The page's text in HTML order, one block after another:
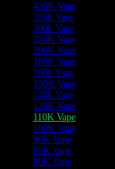
450K Vape
350k Vape
300k Vape
250K Vape
200K Vape
180K Vape
160k Vape
150K Vape
140k Vape
120K Vape
110K Vape
100K Vape
90K Vape
85K Vape
80K Vape